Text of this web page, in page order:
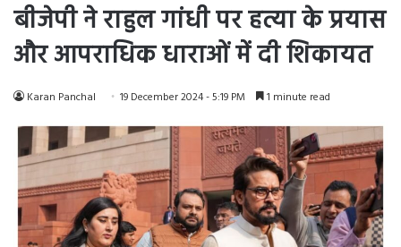
बीजेपी ने राहुल गांधी पर हत्या के प्रयास
और आपराधिक धाराओं में दी शिकायत
Karan Panchal 19 December 2024 - 5:19 PM 1 minute read